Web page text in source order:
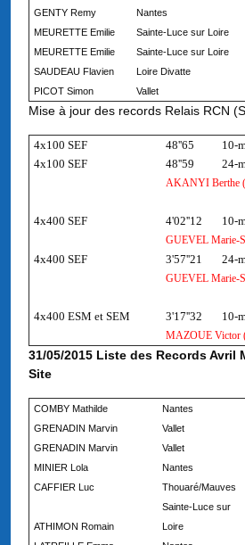
GENTY Remy
Nantes
MEURETTE Emilie
Sainte-Luce sur Loire
MEURETTE Emilie
Sainte-Luce sur Loire
SAUDEAU Flavien
Loire Divatte
PICOT Simon
Vallet
Mise à jour des records Relais RCN
4x100 SEF 48''65 10-
4x100 SEF
48''59 24-
AKANYI Berthe
4x400 SEF 4'02''12 10-
GUEVEL Marie-
4x400 SEF 3'57''21 24-
GUEVEL Marie-
4x400 ESM et SEM 3'17''32 10-
MAZOUE Victor
31/05/2015 Liste des Records Avril
Site
COMBY Mathilde Nantes
GRENADIN Marvin
Vallet
GRENADIN Marvin
Vallet
MINIER Lola
Nantes
CAFFIER Luc
Thouaré/Mauves
ATHIMON Romain
Sainte-Luce sur
Loire